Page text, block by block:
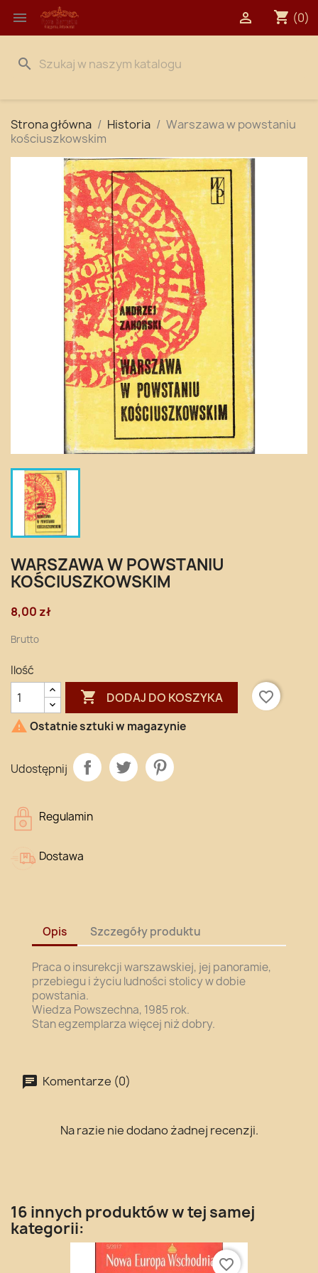
 shopping_cart (0)

search
Strona główna Historia
Warszawa w powstaniu
kościuszkowskim
WARSZAWA W POWSTANIU
KOŚCIUSZKOWSKIM
8,00 zł
Brutto
Ilość
 DODAJ DO KOSZYKA
favorite_border
 Ostatnie sztuki w magazynie
Udostępnij
Regulamin
Dostawa
Opis Szczegóły produktu
Praca o insurekcji warszawskiej, jej panoramie,
przebiegu i życiu ludności stolicy w dobie
powstania.
Wiedza Powszechna, 1985 rok.
Stan egzemplarza więcej niż dobry.
Komentarze (0)
Na razie nie dodano żadnej recenzji.
16 innych produktów w tej samej
kategorii:
favorite_border